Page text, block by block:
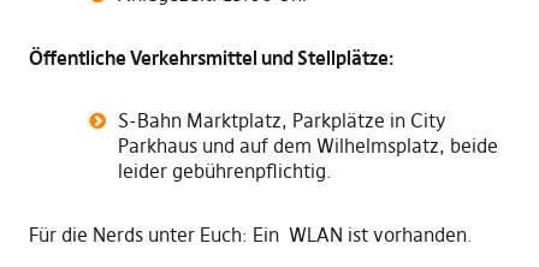
Öffentliche Verkehrsmittel und Stellplätze:
S-Bahn Marktplatz, Parkplätze in City
Parkhaus und auf dem Wilhelmsplatz, beide
leider gebührenpflichtig.
Für die Nerds unter Euch: Ein WLAN ist vorhanden.